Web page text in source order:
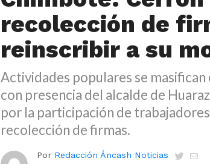
recolección de
reinscribir a su
Actividades populares se masifican
con presencia del alcalde de
por la participación de
recolección de firmas.
Por Redacción Áncash Noticias